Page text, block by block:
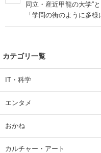
同立・産近甲龍の大学”
「学問の街のように多
| 大学 ねとらぼリサーチ
カテゴリ一覧
IT・科学
エンタメ
おかね
カルチャー・アート